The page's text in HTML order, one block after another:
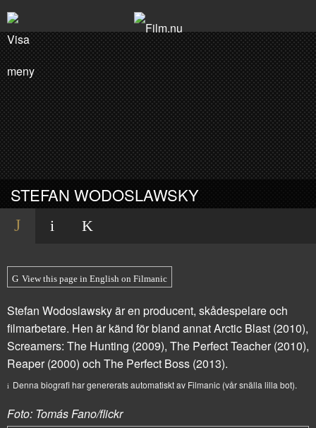
STEFAN WODOSLAWSKY
View this page in English on Filmanic
Stefan Wodoslawsky är en producent, skådespelare och
filmarbetare. Hen är känd för bland annatArctic Blast (2010),
Screamers: The Hunting (2009), The Perfect Teacher(2010),
Reaper(2000) och The Perfect Boss (2013).
Denna biografi har genererats automatiskt av Filmanic (vår snälla lilla bot).
Foto: Tomás Fano/flickr